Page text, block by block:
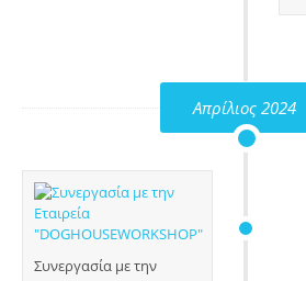
Απρίλιος 2024
Συνεργασία με την